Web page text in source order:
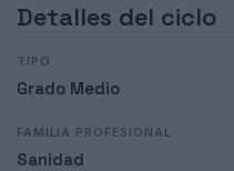
Detalles del ciclo
TIPO
Grado Medio
FAMILIA PROFESIONAL
Sanidad